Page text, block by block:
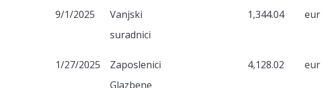
9/1/2025
Vanjski
suradnici
1,344.04 eur
1/27/2025
Zaposlenici
Glazbene
4,128.02 eur